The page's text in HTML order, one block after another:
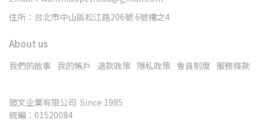
住所：台北市中山區松江路206號 6號樓之4
About us
我們的故事 我的帳戶 退款政策 隱私政策 會員制度 服務條款
鎧文企業有限公司  Since 1985
統編：01520084